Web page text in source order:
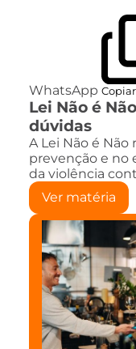
WhatsApp
Lei Não é
dúvidas
A Lei Não é
prevenção e no
da violência
Ver matéria